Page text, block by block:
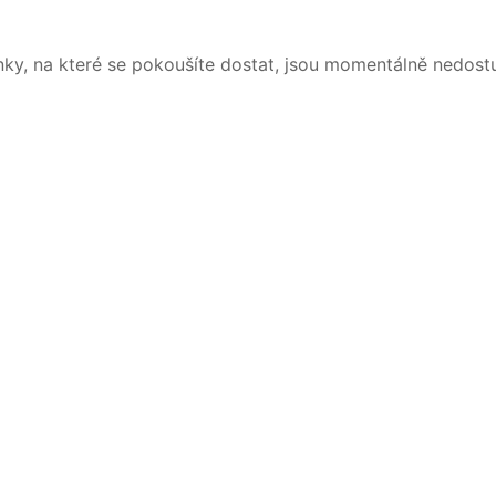
na které se pokoušíte dostat, jsou momentálně